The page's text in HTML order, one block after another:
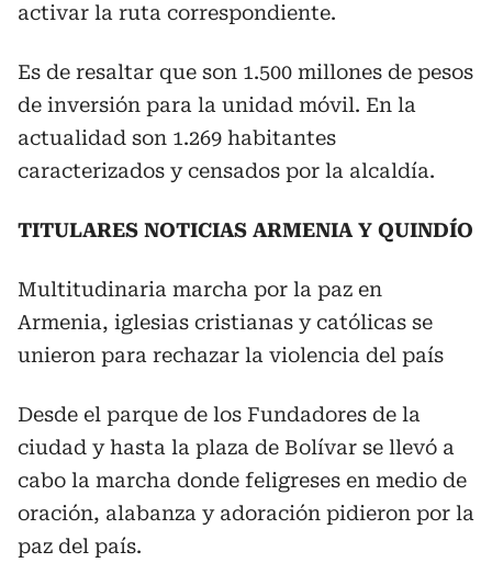
activar la ruta correspondiente.
Es de resaltar que son 1.500 millones de pesos
de inversión para la unidad móvil. En la
actualidad son 1.269 habitantes
caracterizados y censados por la alcaldía.
TITULARES NOTICIAS ARMENIA Y QUINDÍO
Multitudinaria marcha por la paz en
Armenia, iglesias cristianas y católicas se
unieron para rechazar la violencia del país
Desde el parque de los Fundadores de la
ciudad y hasta la plaza de Bolívar se llevó a
cabo la marcha donde feligreses en medio de
oración, alabanza y adoración pidieron por la
paz del país.